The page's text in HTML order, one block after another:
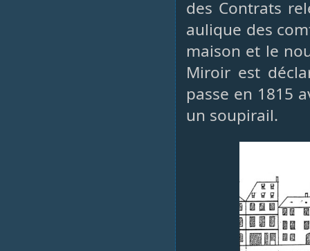
des Contrats
aulique des
maison et le
Miroir est
passe en 1815
un soupirail.